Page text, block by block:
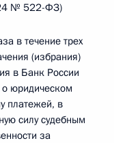
№ 522-ФЗ)
в течение трех
(избрания)
в Банк России
о юридическом
платежей, в
силу судебным
за